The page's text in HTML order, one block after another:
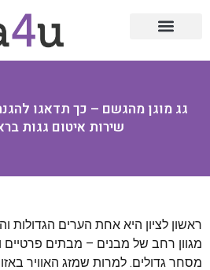
גג מוגן מהגשם – כך תדאגו
שירות איטום גגות
ראשון לציון היא אחת הערים
מגוון רחב של מבנים – מבתים פרטיים
מסחר גדולים. למרות שמזג האוויר